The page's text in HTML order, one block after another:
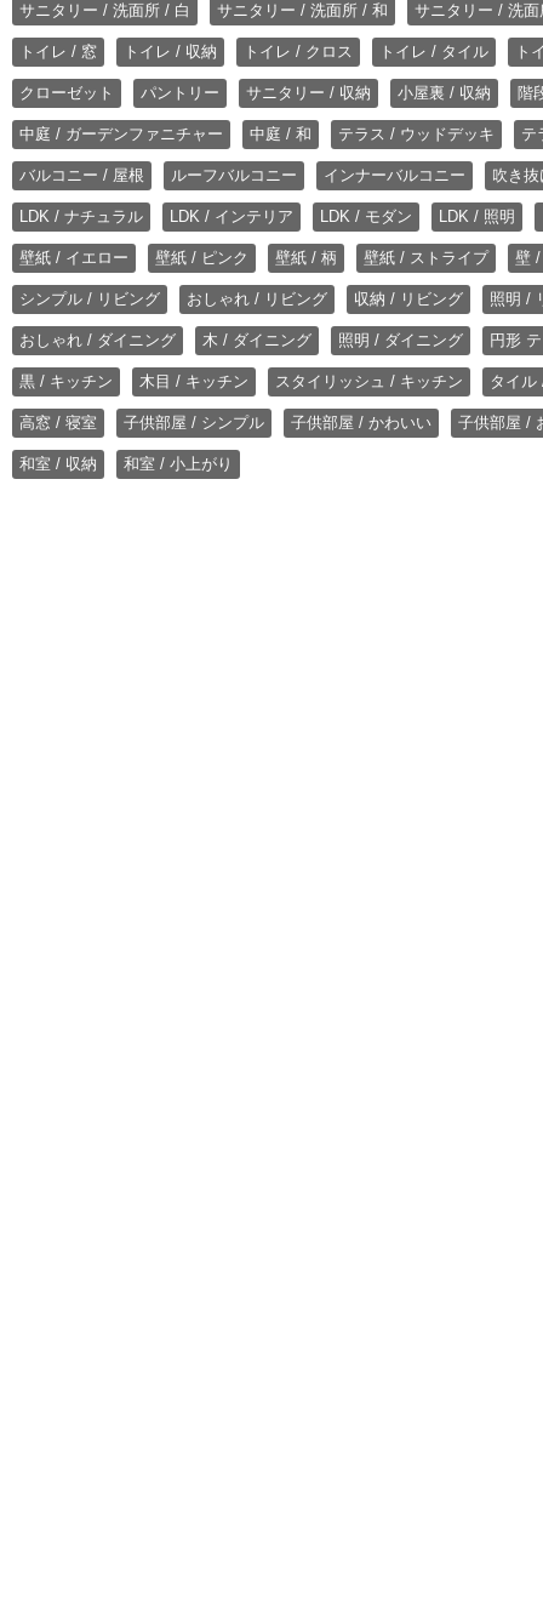
サニタリー / 洗面所 / 白 サニタリー / 洗面所 / 和 サニタリー / 洗
トイレ / 窓 トイレ / 収納 トイレ / クロス トイレ / タイル ト
クローゼット パントリー サニタリー / 収納 小屋裏 / 収納 階
中庭 / ガーデンファニチャー 中庭 / 和 テラス / ウッドデッキ テ
バルコニー / 屋根 ルーフバルコニー インナーバルコニー 吹き
LDK / ナチュラル LDK / インテリア LDK / モダン LDK / 照明
壁紙 / イエロー 壁紙 / ピンク 壁紙 / 柄 壁紙 / ストライプ 壁
シンプル / リビング おしゃれ / リビング 収納 / リビング 照明 /
おしゃれ / ダイニング 木 / ダイニング 照明 / ダイニング 円形
黒 / キッチン 木目 / キッチン スタイリッシュ / キッチン タイル
高窓 / 寝室 子供部屋 / シンプル 子供部屋 / かわいい 子供部屋 /
和室 / 収納 和室 / 小上がり